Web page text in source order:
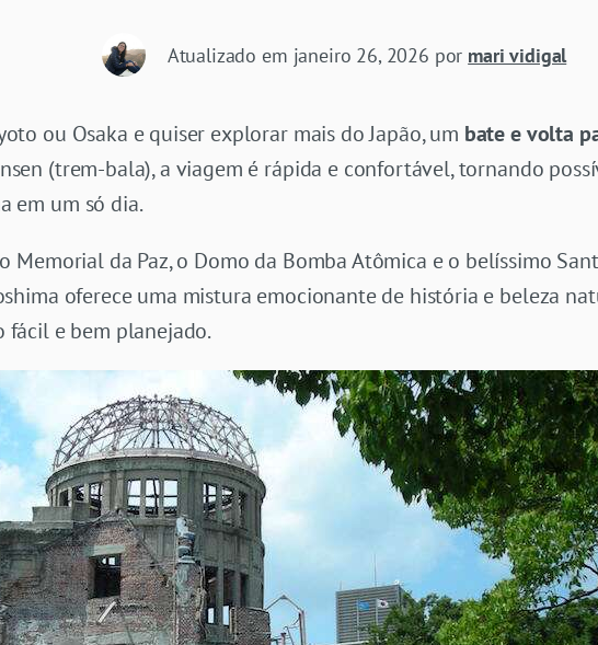
Atualizado em janeiro 26, 2026 por mari vidigal
ou Osaka e quiser explorar mais do Japão, um bate e volta
(trem-bala), a viagem é rápida e confortável, tornando
em um só dia.
Memorial da Paz, o Domo da Bomba Atômica e o belíssimo
oferece uma mistura emocionante de história e beleza
fácil e bem planejado.